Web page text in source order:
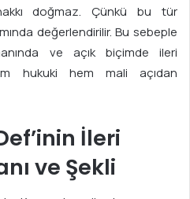
doğmaz. Çünkü bu tür
değerlendirilir. Bu sebeple
ve açık biçimde ileri
hukuki hem mali açıdan
İleri
ve Şekli